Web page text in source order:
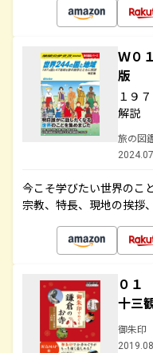
Ｗ０
版
１９
解説
旅の図
今こそ学びたい世界のこ
宗教、特長、現地の挨拶
０１
十三
御朱印